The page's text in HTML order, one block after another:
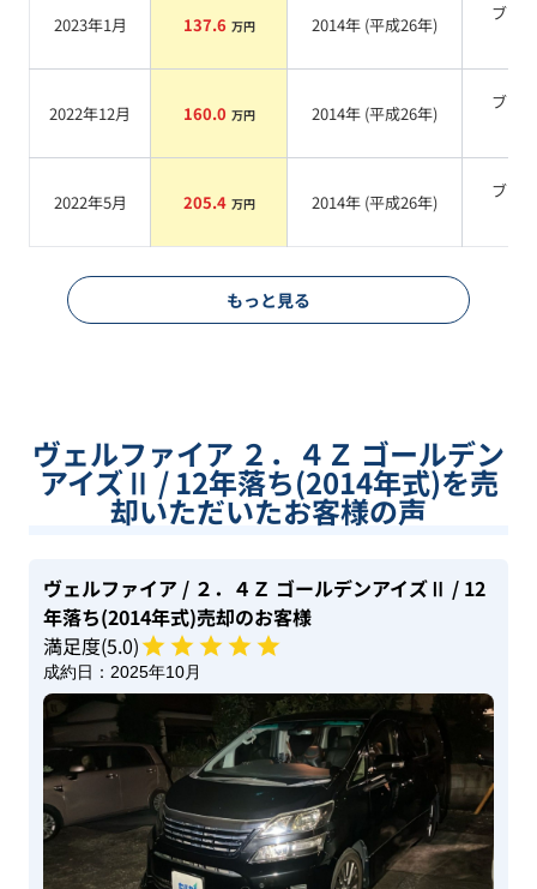
2023年1月 137.6 万円 2014年 (平成26年)
ブラ
2022年12月 160.0 万円 2014年 (平成26年)
ブラ
2022年5月 205.4 万円 2014年 (平成26年)
ブラ
もっと見る
ヴェルファイア ２．４Ｚ ゴールデン
アイズⅡ / 12年落ち(2014年式)を売
却いただいたお客様の声
ヴェルファイア / ２．４Ｚ ゴールデンアイズⅡ / 12
年落ち(2014年式)売却のお客様
満足度(5.0)
成約日： 2025年10月